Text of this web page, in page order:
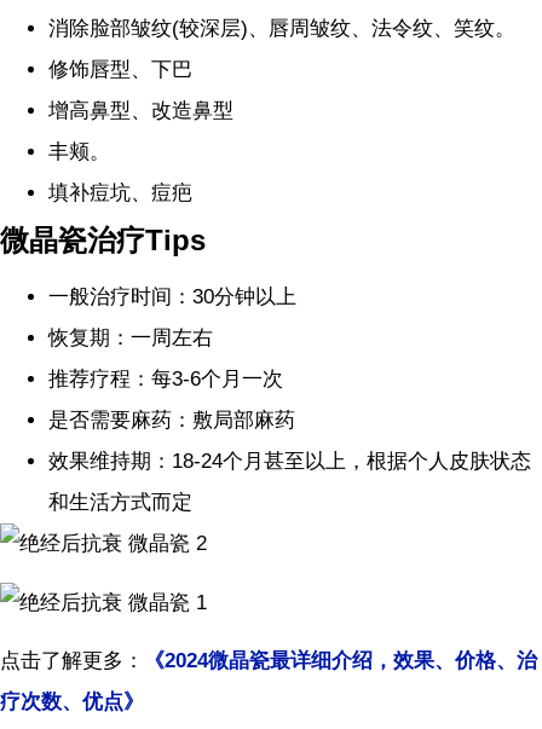
消除脸部皱纹(较深层)、唇周皱纹、法令纹、笑纹。
修饰唇型、下巴
增高鼻型、改造鼻型
丰颊。
填补痘坑、痘疤
微晶瓷治疗Tips
一般治疗时间：30分钟以上
恢复期：一周左右
推荐疗程：每3-6个月一次
是否需要麻药：敷局部麻药
效果维持期：18-24个月甚至以上，根据个人皮肤状态
和生活方式而定
点击了解更多： 《2024微晶瓷最详细介绍，效果、价格、治
疗次数、优点》